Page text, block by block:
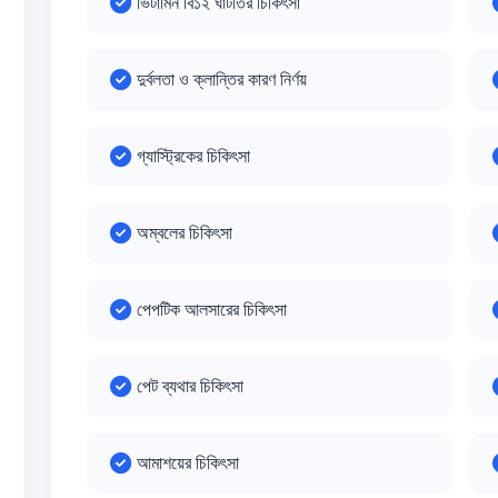
দুর্বলতা ও ক্লান্তির কারণ নির্ণয়
গ্যাস্ট্রিকের চিকিৎসা
অম্বলের চিকিৎসা
পেপটিক আলসারের চিকিৎসা
পেট ব্যথার চিকিৎসা
আমাশয়ের চিকিৎসা